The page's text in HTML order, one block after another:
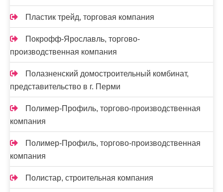
Пластик трейд, торговая компания
Покрофф-Ярославль, торгово-
производственная компания
Полазненский домостроительный комбинат,
представительство в г. Перми
Полимер-Профиль, торгово-производственная
компания
Полимер-Профиль, торгово-производственная
компания
Полистар, строительная компания